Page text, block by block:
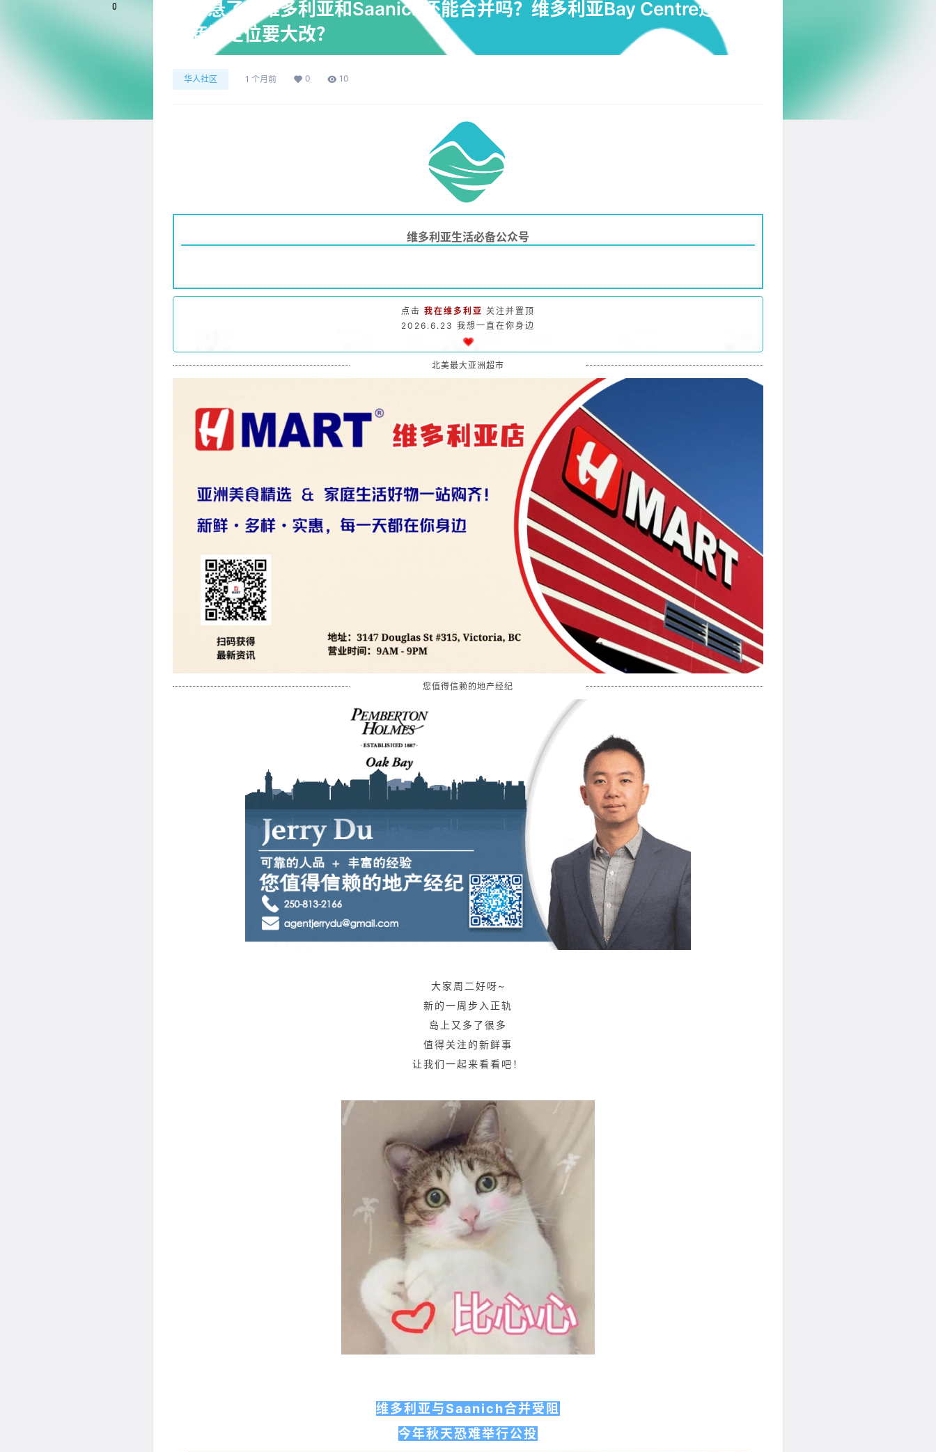
新闻｜悬了！维多利亚和Saanich还能合并吗？维多利亚Bay Centre迎来新东
家，商场定位要大改？
华人社区 1 个月前 0 10
维多利亚生活必备公众号
点击 我在维多利亚 关注并置顶
2026.6.23 我想一直在你身边
北美最大亚洲超市
您值得信赖的地产经纪
大家周二好呀~
新的一周步入正轨
岛上又多了很多
值得关注的新鲜事
让我们一起来看看吧！
维多利亚与Saanich合并受阻
今年秋天恐难举行公投
0